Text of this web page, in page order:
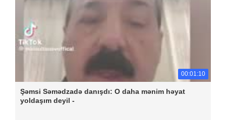
00:01:10
Şəmsi Səmədzadə danışdı: O daha mənim həyat
yoldaşım deyil -